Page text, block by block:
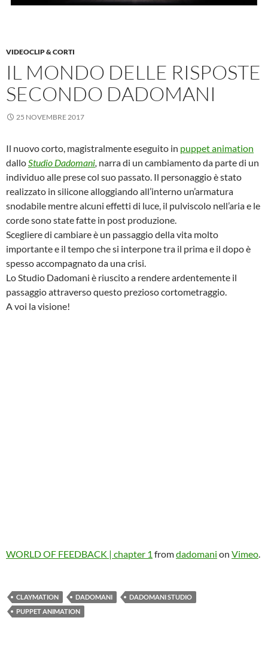
VIDEOCLIP & CORTI
IL MONDO DELLE RISPOSTE
SECONDO DADOMANI
25 NOVEMBRE 2017
Il nuovo corto, magistralmente eseguito in puppet animation
dalloStudio Dadomani, narra di un cambiamento da parte di un
individuo alle prese col suo passato. Il personaggio è stato
realizzato in silicone alloggiando all’interno un’armatura
snodabile mentre alcuni effetti di luce, il pulviscolo nell’aria e le
corde sono state fatte in post produzione.
Scegliere di cambiare è un passaggio della vita molto
importante e il tempo che si interpone tra il prima e il dopo è
spesso accompagnato da una crisi.
Lo Studio Dadomani è riuscito a rendere ardentemente il
passaggio attraverso questo prezioso cortometraggio.
A voi la visione!
WORLD OF FEEDBACK | chapter 1 fromdadomani on Vimeo.
CLAYMATION DADOMANI
DADOMANI STUDIO
PUPPET ANIMATION